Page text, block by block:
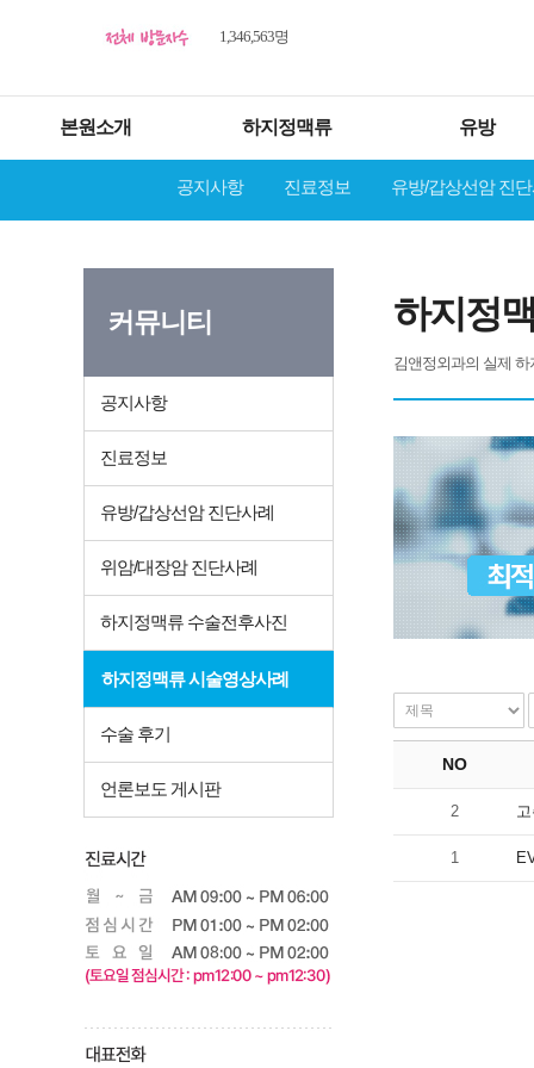
1,346,563명
본원소개 하지정맥류 유방
공지사항 진료정보 유방/갑상선암 진
커뮤니티
공지사항
진료정보
유방/갑상선암 진단사례
위암/대장암 진단사례
하지정맥류 수술전후사진
하지정맥류 시술영상사례
수술 후기
언론보도 게시판
하지정
김앤정외과의 실제
NO
2
1